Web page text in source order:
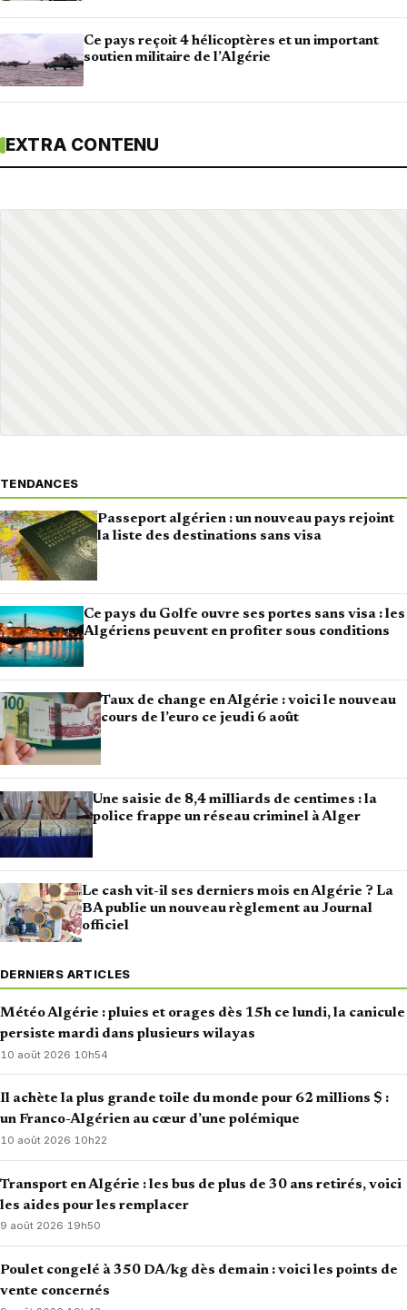
Ce pays reçoit 4 hélicoptères et un important
soutien militaire de l’Algérie
EXTRA CONTENU
TENDANCES
Passeport algérien : un nouveau pays rejoint
la liste des destinations sans visa
Ce pays du Golfe ouvre ses portes sans visa : les
Algériens peuvent en profiter sous conditions
Taux de change en Algérie : voici le nouveau
cours de l’euro ce jeudi 6 août
Une saisie de 8,4 milliards de centimes : la
police frappe un réseau criminel à Alger
Le cash vit-il ses derniers mois en Algérie ? La
BA publie un nouveau règlement au Journal
officiel
DERNIERS ARTICLES
Météo Algérie : pluies et orages dès 15h ce lundi, la canicule
persiste mardi dans plusieurs wilayas
10 août 2026· 10h54
Il achète la plus grande toile du monde pour 62 millions $ :
un Franco-Algérien au cœur d’une polémique
10 août 2026·10h22
Transport en Algérie : les bus de plus de 30 ans retirés, voici
les aides pour les remplacer
9 août 2026·19h50
Poulet congelé à 350 DA/kg dès demain : voici les points de
vente concernés